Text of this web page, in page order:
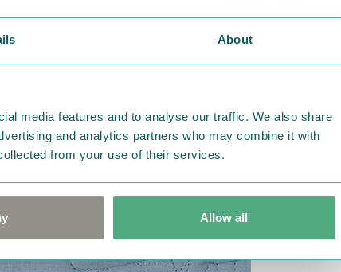
About
media features and to analyse our traffic. We also share
and analytics partners who may combine it with
from your use of their services.
Allow all